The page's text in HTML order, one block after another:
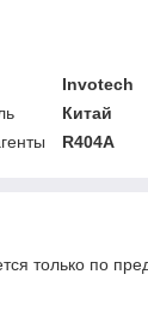
Invotech
Китай
R404A
только по